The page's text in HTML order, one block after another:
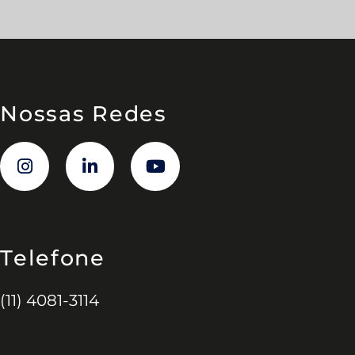
Nossas Redes
Telefone
(11) 4081-3114